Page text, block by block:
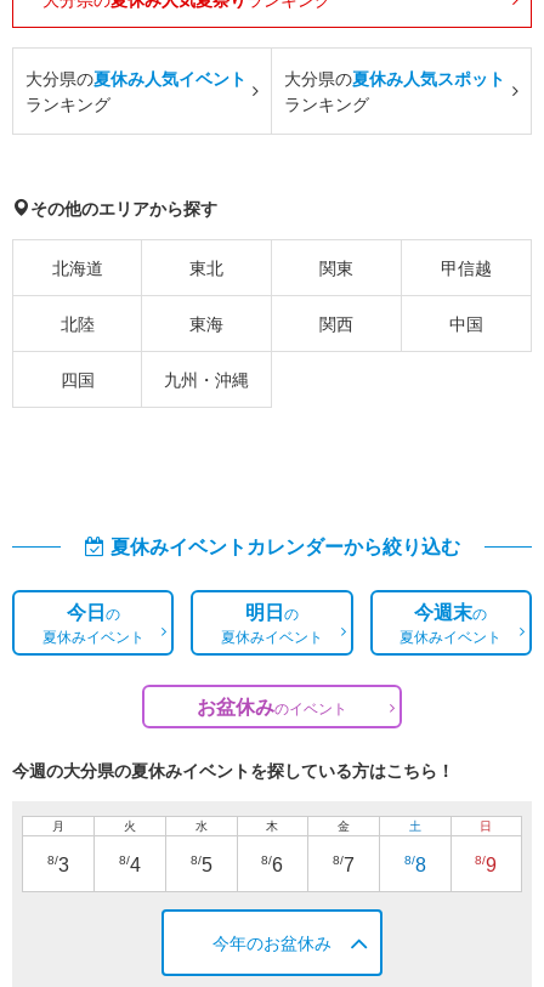
大分県の夏休み人気イベント
ランキング
大分県の夏休み人気スポット
ランキング
その他のエリアから探す
北海道 東北 関東 甲信越
北陸 東海 関西 中国
四国 九州・沖縄
夏休みイベントカレンダーから絞り込む
今日の
夏休みイベント
明日の
夏休みイベント
今週末の
夏休みイベント
お盆休みのイベント
今週の大分県の夏休みイベントを探している方はこちら！
月
8/3
火
8/4
水
8/5
木
8/6
金
8/7
土
8/8
日
8/9
今年のお盆休み